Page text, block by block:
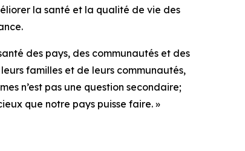
la santé et la qualité de vie des
des pays, des communautés et des
familles et de leurs communautés,
n’est pas une question secondaire;
que notre pays puisse faire. »